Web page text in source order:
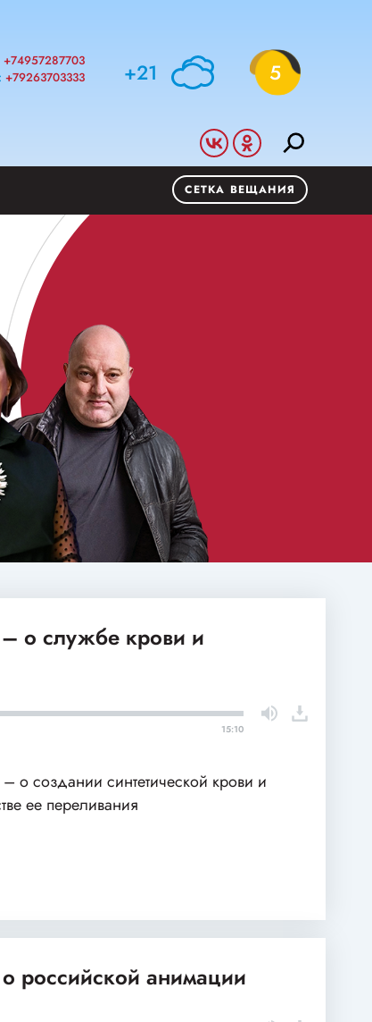
+74957287703
+79263703333 +21 5
СЕТКА ВЕЩАНИЯ
о службе крови и
15:10
о создании синтетической крови и
ее переливания
российской анимации